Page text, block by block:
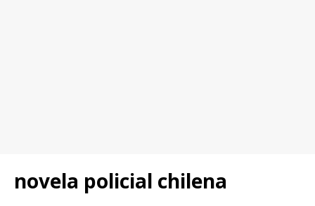
novela policial chilena